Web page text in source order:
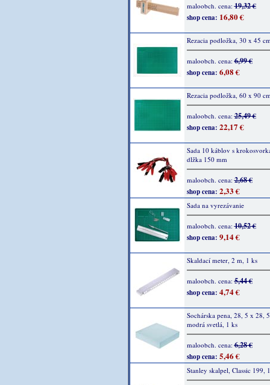
maloobch. cena:19,32 €
shop cena: 16,80 €
Rezacia podložka, 30 x 45
maloobch. cena:6,99 €
shop cena: 6,08 €
Rezacia podložka, 60 x 90
maloobch. cena:25,49 €
shop cena: 22,17 €
Sada 10 káblov s
dlžka 150 mm
maloobch. cena:2,68 €
shop cena: 2,33 €
Sada na vyrezávanie
maloobch. cena:10,52 €
shop cena: 9,14 €
Skaldací meter, 2 m, 1 ks
maloobch. cena:5,44 €
shop cena: 4,74 €
Sochárska pena, 28, 5 x 28,
modrá svetlá, 1 ks
maloobch. cena:6,28 €
shop cena: 5,46 €
Stanley skalpel, Classic 199,